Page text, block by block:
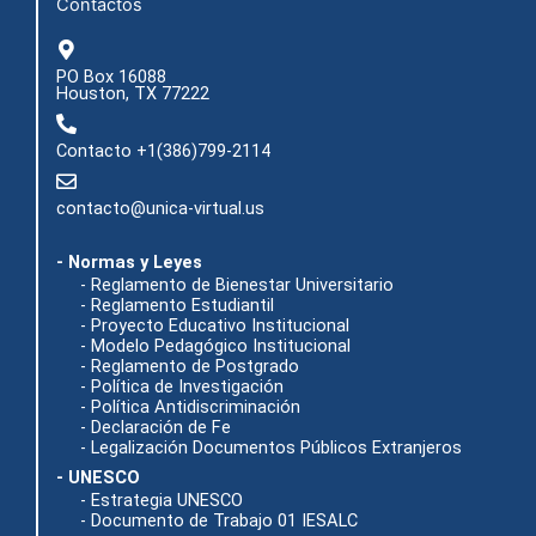
Contactos
PO Box 16088
Houston, TX 77222
Contacto +1(386)799-2114
contacto@unica-virtual.us
- Normas y Leyes
- Reglamento de Bienestar Universitario
- Reglamento Estudiantil
- Proyecto Educativo Institucional
- Modelo Pedagógico Institucional
- Reglamento de Postgrado
- Política de Investigación
- Política Antidiscriminación
- Declaración de Fe
- Legalización Documentos Públicos Extranjeros
- UNESCO
- Estrategia UNESCO
- Documento de Trabajo 01 IESALC